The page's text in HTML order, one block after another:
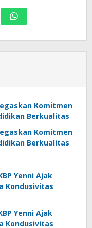
Komitmen
Berkualitas
Komitmen
Berkualitas
Yenni Ajak
Kondusivitas
Yenni Ajak
Kondusivitas